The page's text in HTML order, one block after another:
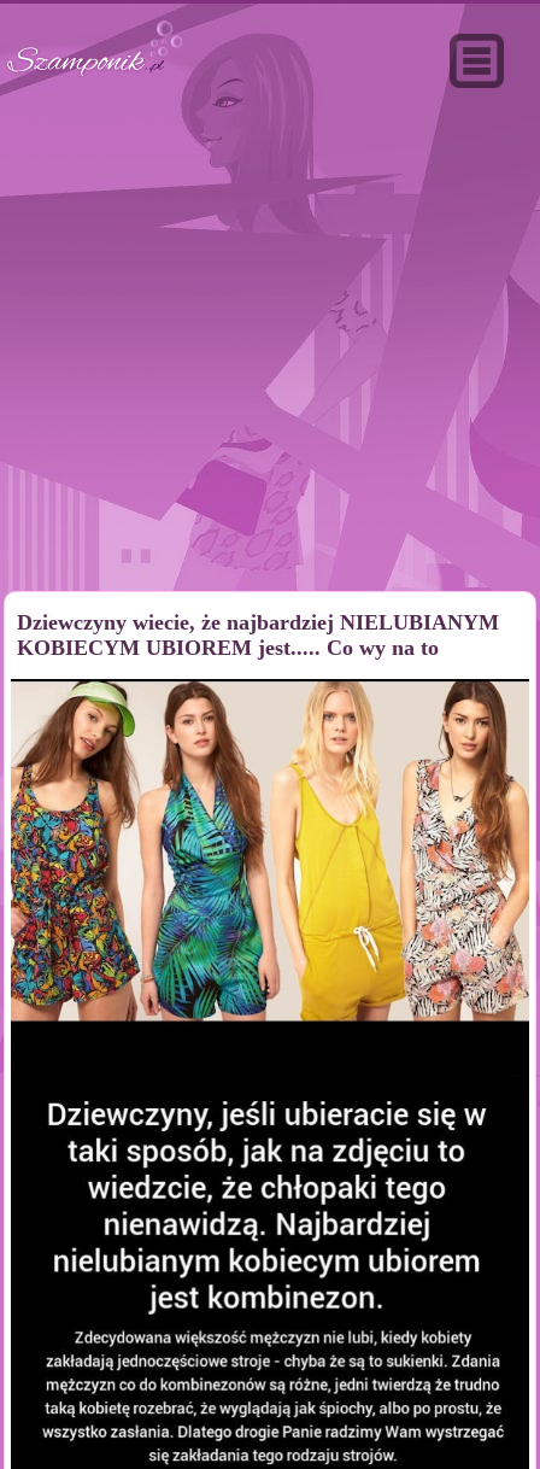
Dziewczyny wiecie, że najbardziej NIELUBIANYM
KOBIECYM UBIOREM jest..... Co wy na to